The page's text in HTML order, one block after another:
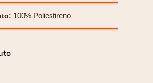
: 100% Poliestireno